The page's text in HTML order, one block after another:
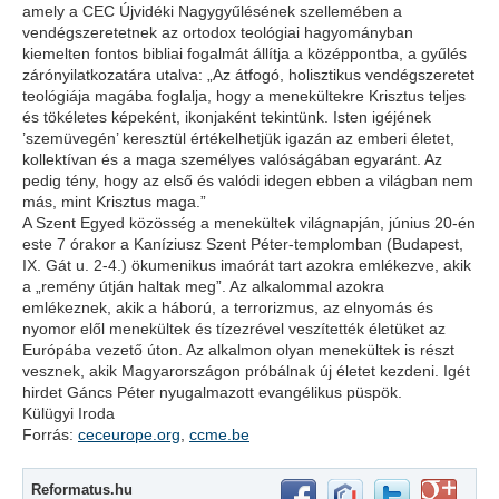
amely a CEC Újvidéki Nagygyűlésének szellemében a
vendégszeretetnek az ortodox teológiai hagyományban
kiemelten fontos bibliai fogalmát állítja a középpontba, a gyűlés
zárónyilatkozatára utalva: „Az átfogó, holisztikus vendégszeretet
teológiája magába foglalja, hogy a menekültekre Krisztus teljes
és tökéletes képeként, ikonjaként tekintünk. Isten igéjének
’szemüvegén’ keresztül értékelhetjük igazán az emberi életet,
kollektívan és a maga személyes valóságában egyaránt. Az
pedig tény, hogy az első és valódi idegen ebben a világban nem
más, mint Krisztus maga.”
A Szent Egyed közösség a menekültek világnapján, június 20-én
este 7 órakor a Kaníziusz Szent Péter-templomban (Budapest,
IX. Gát u. 2-4.) ökumenikus imaórát tart azokra emlékezve, akik
a „remény útján haltak meg”. Az alkalommal azokra
emlékeznek, akik a háború, a terrorizmus, az elnyomás és
nyomor elől menekültek és tízezrével veszítették életüket az
Európába vezető úton. Az alkalmon olyan menekültek is részt
vesznek, akik Magyarországon próbálnak új életet kezdeni. Igét
hirdet Gáncs Péter nyugalmazott evangélikus püspök.
Külügyi Iroda
Forrás: ceceurope.org ccme.be
Reformatus.hu